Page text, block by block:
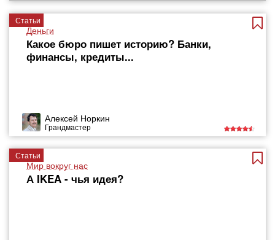
Статьи
Деньги
Какое бюро пишет историю? Банки,
финансы, кредиты...
Алексей Норкин
Грандмастер
Статьи
Мир вокруг нас
А IKEA - чья идея?